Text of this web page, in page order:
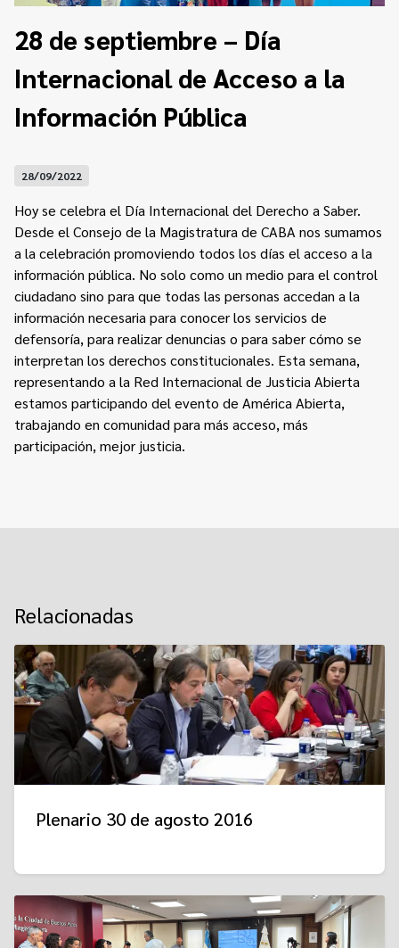
Convenios
Concursos
Acceso a la información Pública
Tenés Derechos
Plan de Gobierno Abierto en la Justicia
Recursos y Acceso a la Justicia
Repositorio de Datos Abiertos
Programa Educación en Derechos Humanos
Cuento con Derechos
Transparencia
Contacto
28 de septiembre – Día
Internacional de Acceso a la
Información Pública
28/09/2022
Hoy se celebra el Día Internacional del Derecho a Saber.
Desde el Consejo de la Magistratura de CABA nos sumamos
a la celebración promoviendo todos los días el acceso a la
información pública. No solo como un medio para el control
ciudadano sino para que todas las personas accedan a la
información necesaria para conocer los servicios de
defensoría, para realizar denuncias o para saber cómo se
interpretan los derechos constitucionales. Esta semana,
representando a la Red Internacional de Justicia Abierta
estamos participando del evento de América Abierta,
trabajando en comunidad para más acceso, más
participación, mejor justicia.
Relacionadas
Plenario 30 de agosto 2016